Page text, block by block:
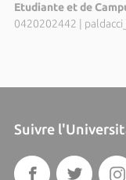
Etudiante et de
0420202442
Suivre